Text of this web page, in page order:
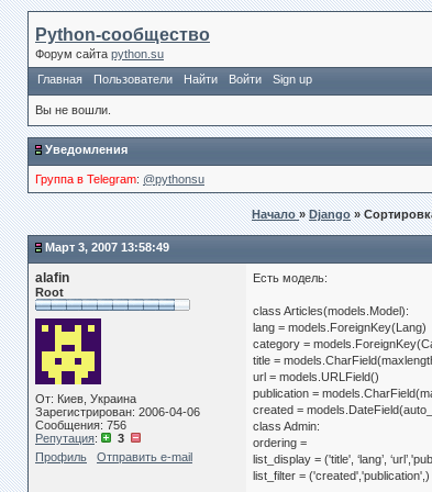
Python-сообщество
Форум сайта python.su
Главная
Пользователи Найти Войти Sign up
Вы не вошли.
Уведомления
Группа в Telegram: @pythonsu
Начало»Django »
Март 3, 2007 13:58:49
alafin
Root
От: Киев, Украина
Зарегистрирован: 2006-04-06
Сообщения: 756
Репутация:
3
Профиль
Отправить e-mail
Есть модель:
class Articles(models.Model):
lang = models.ForeignKey(Lang)
category =
title =
url = models.URLField()
publication =
created =
class Admin:
ordering =
list_display = ('title', ‘lang’,
list_filter = ('created','publication',)